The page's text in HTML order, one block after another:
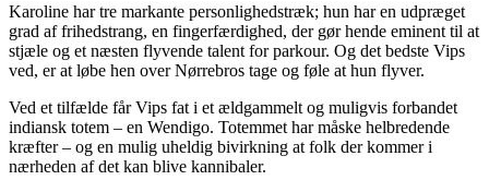
Karoline har tre markante personlighedstræk; hun har en udpræget
grad af frihedstrang, en fingerfærdighed, der gør hende eminent til at
stjæle og et næsten flyvende talent for parkour. Og det bedste Vips
ved, er at løbe hen over Nørrebros tage og føle at hun flyver.
Ved et tilfælde får Vips fat i et ældgammelt og muligvis forbandet
indiansk totem – en Wendigo. Totemmet har måske helbredende
kræfter – og en mulig uheldig bivirkning at folk der kommer i
nærheden af det kan blive kannibaler.